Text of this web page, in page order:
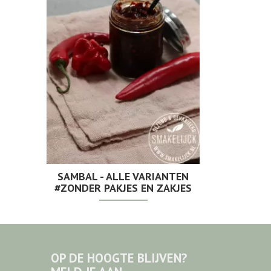
SAMBAL - ALLE VARIANTEN
#ZONDER PAKJES EN ZAKJES
OP DE HOOGTE BLIJVEN?